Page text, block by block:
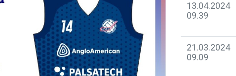
13.04.2024
09.39
21.03.2024
09.09